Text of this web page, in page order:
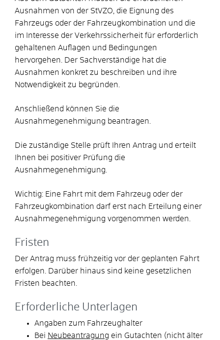
Ausnahmen von der StVZO, die Eignung des
Fahrzeugs oder der Fahrzeugkombination und die
im Interesse der Verkehrssicherheit für erforderlich
gehaltenen Auflagen und Bedingungen
hervorgehen. Der Sachverständige hat die
Ausnahmen konkret zu beschreiben und ihre
Notwendigkeit zu begründen.
Anschließend können Sie die
Ausnahmegenehmigung beantragen.
Die zuständige Stelle prüft Ihren Antrag und erteilt
Ihnen bei positiver Prüfung die
Ausnahmegenehmigung.
Wichtig: Eine Fahrt mit dem Fahrzeug oder der
Fahrzeugkombination darf erst nach Erteilung einer
Ausnahmegenehmigung vorgenommen werden.
Fristen
Der Antrag muss frühzeitig vor der geplanten Fahrt
erfolgen. Darüber hinaus sind keine gesetzlichen
Fristen beachten.
Erforderliche Unterlagen
Angaben zum Fahrzeughalter
Bei Neubeantragung ein Gutachten (nicht älter